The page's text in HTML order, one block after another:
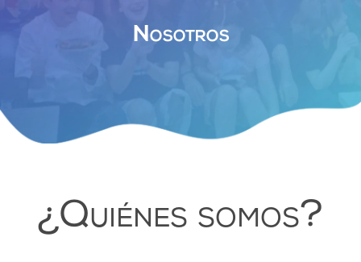
Nosotros
¿Quiénes somos?